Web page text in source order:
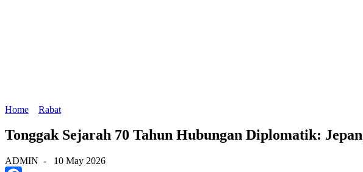
Home
Rabat
Tonggak Sejarah 70 Tahun Hubungan Diplomatik:
ADMIN - 10 May 2026